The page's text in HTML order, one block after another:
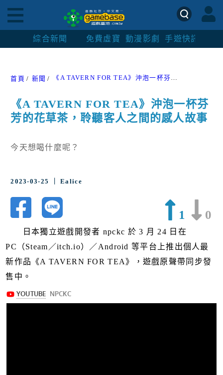
綜合新聞 免費虛寶 動漫影劇 手遊快訊
首頁 新聞 《A TAVERN FOR TEA》沖泡一杯芬芳的花草茶，聆聽客人之間的感人故事
《A TAVERN FOR TEA》沖泡一杯芬
芳的花草茶，聆聽客人之間的感人故事
今天想喝什麼呢？
2023-03-25 ｜ Ealice
1 0
日本獨立遊戲開發者 npckc 於 3 月 24 日在
PC（Steam／itch.io）／Android 等平台上推出個人最
新作品《A TAVERN FOR TEA》，遊戲原聲帶同步發
售中。